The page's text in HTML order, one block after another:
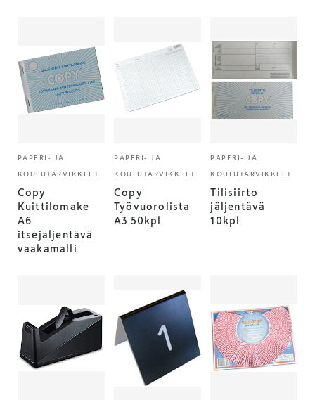
PAPERI- JA
KOULUTARVIKKEET
Copy
Kuittilomake
A6
itsejäljentävä
vaakamalli
PAPERI- JA
KOULUTARVIKKEET
Copy
Työvuorolista
A3 50kpl
PAPERI- JA
KOULUTARVIKKEET
Tilisiirto
jäljentävä
10kpl